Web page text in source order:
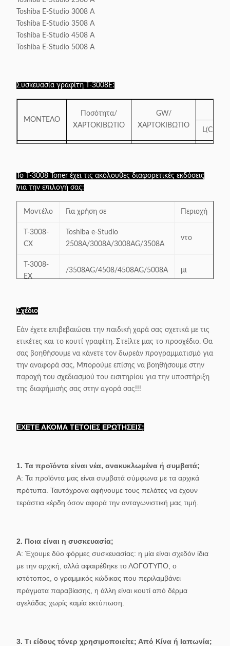
Toshiba E-Studio 3008 A
Toshiba E-Studio 3508 A
Toshiba E-Studio 4508 A
Toshiba E-Studio 5008 A
Συσκευασία γραφίτη T-3008E:
ΜΟΝΤΕΛΟ
Ποσότητα/
ΧΑΡΤΟΚΙΒΩΤΙΟ
GW/
ΧΑΡΤΟΚΙΒΩΤΙΟ
L(CM)
Το T-3008 Toner έχει τις ακόλουθες διαφορετικές εκδόσεις
για την επιλογή σας:
Μοντέλο Για χρήση σε Περιοχή
T-3008-
CX
Toshiba e-Studio
2508A/3008A/3008AG/3508A
ντο
Τ-3008-
ΕΧ
/3508AG/4508/4508AG/5008A μι
JX
T-3008-
UX
T-3008-
PX
Π
T-3008-
Σχέδιο
Εάν έχετε επιβεβαιώσει την παιδική χαρά σας σχετικά με τις
ετικέτες και το κουτί γραφίτη. Στείλτε μας το προσχέδιο. Θα
σας βοηθήσουμε να κάνετε τον δωρεάν προγραμματισμό για
την αναφορά σας, Μπορούμε επίσης να βοηθήσουμε στην
παροχή του σχεδιασμού του εισιτηρίου για την υποστήριξη
της διαφήμισής σας στην αγορά σας!!!
ΕΧΕΤΕ ΑΚΟΜΑ ΤΕΤΟΙΕΣ ΕΡΩΤΗΣΕΙΣ;
1. Τα προϊόντα είναι νέα, ανακυκλωμένα ή συμβατά;
Α: Τα προϊόντα μας είναι συμβατά σύμφωνα με τα αρχικά
πρότυπα. Ταυτόχρονα αφήνουμε τους πελάτες να έχουν
τεράστια κέρδη όσον αφορά την ανταγωνιστική μας τιμή.
2. Ποια είναι η συσκευασία;
Α: Έχουμε δύο φόρμες συσκευασίας: η μία είναι σχεδόν ίδια
με την αρχική, αλλά αφαιρέθηκε το ΛΟΓΟΤΥΠΟ, ο
ιστότοπος, ο γραμμικός κώδικας που περιλαμβάνει
πράγματα παραβίασης, η άλλη είναι κουτί από δέρμα
αγελάδας χωρίς καμία εκτύπωση.
3. Τι είδους τόνερ χρησιμοποιείτε; Από Κίνα ή Ιαπωνία;